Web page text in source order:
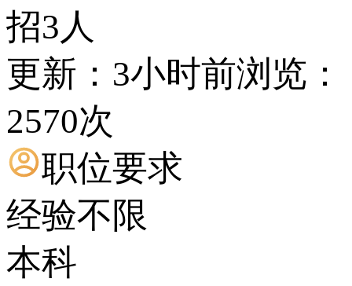
招3人
更新：3小时前浏览：
2570次
职位要求
经验不限
本科